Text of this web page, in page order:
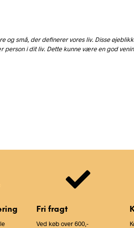
og små, der definerer vores liv. Disse
person i dit liv. Dette kunne være en god
Fri fragt
Ved køb over 600,-